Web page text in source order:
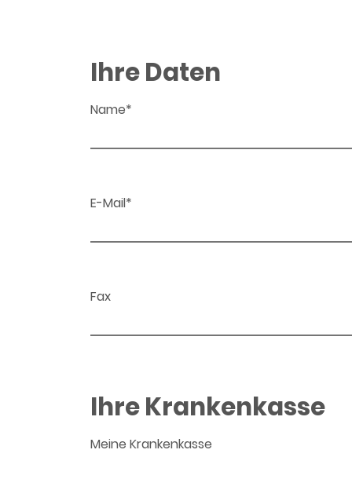
Ihre Daten
Name*
E-Mail*
Fax
Ihre Krankenkasse
Meine Krankenkasse